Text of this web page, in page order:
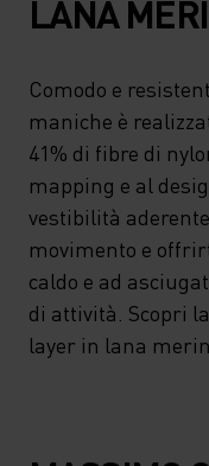
LANA
Comodo e
maniche è
41% di fibre di
mapping e al
vestibilità
movimento e
caldo e ad
di attività. Scopri
layer in lana